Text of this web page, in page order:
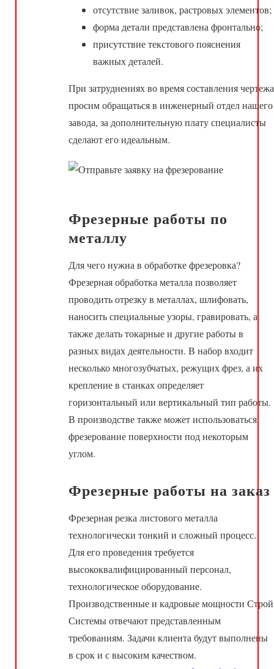
отсутствие заливок, растровых элементов;
форма детали представлена фронтально;
присутствие текстового пояснения
важных деталей.
При затруднениях во время составления чертежа
просим обращаться в инженерный отдел нашего
завода, за дополнительную плату специалисты
сделают его идеальным.
Фрезерные работы по
металлу
Для чего нужна в обработке фрезеровка?
Фрезерная обработка металла позволяет
проводить отрезку в металлах, шлифовать,
наносить специальные узоры, гравировать, а
также делать токарные и другие работы в
разных видах деятельности. В набор входит
несколько многозубчатых, режущих фрез, а их
крепление в станках определяет
горизонтальный или вертикальный тип работы.
В производстве также может использоваться
фрезерование поверхности под некоторым
углом.
Фрезерные работы на заказ
Фрезерная резка листового металла
технологически тонкий и сложный процесс.
Для его проведения требуется
высококвалифицированный персонал,
технологическое оборудование.
Производственные и кадровые мощности Строй
Системы отвечают представленным
требованиям. Задачи клиента будут выполнены
в срок и с высоким качеством.